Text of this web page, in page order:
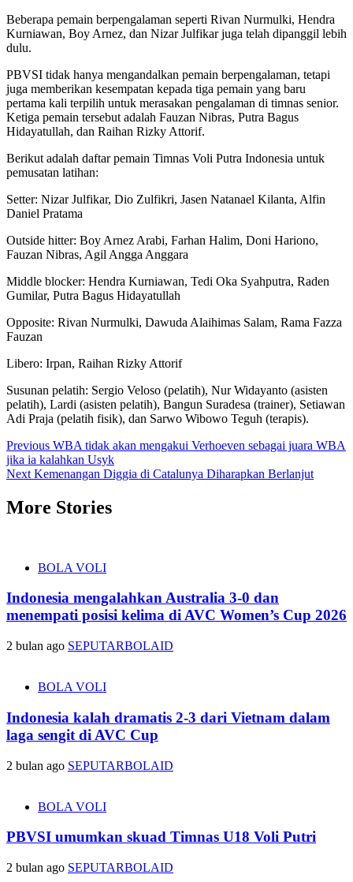
Beberapa pemain berpengalaman seperti Rivan Nurmulki, Hendra
Kurniawan, Boy Arnez, dan Nizar Julfikar juga telah dipanggil lebih
dulu.
PBVSI tidak hanya mengandalkan pemain berpengalaman, tetapi
juga memberikan kesempatan kepada tiga pemain yang baru
pertama kali terpilih untuk merasakan pengalaman di timnas senior.
Ketiga pemain tersebut adalah Fauzan Nibras, Putra Bagus
Hidayatullah, dan Raihan Rizky Attorif.
Berikut adalah daftar pemain Timnas Voli Putra Indonesia untuk
pemusatan latihan:
Setter: Nizar Julfikar, Dio Zulfikri, Jasen Natanael Kilanta, Alfin
Daniel Pratama
Outside hitter: Boy Arnez Arabi, Farhan Halim, Doni Hariono,
Fauzan Nibras, Agil Angga Anggara
Middle blocker: Hendra Kurniawan, Tedi Oka Syahputra, Raden
Gumilar, Putra Bagus Hidayatullah
Opposite: Rivan Nurmulki, Dawuda Alaihimas Salam, Rama Fazza
Fauzan
Libero: Irpan, Raihan Rizky Attorif
Susunan pelatih: Sergio Veloso (pelatih), Nur Widayanto (asisten
pelatih), Lardi (asisten pelatih), Bangun Suradesa (trainer), Setiawan
Adi Praja (pelatih fisik), dan Sarwo Wibowo Teguh (terapis).
Post
navigation
Previous WBA tidak akan mengakui Verhoeven sebagai juara WBA
jika ia kalahkan Usyk
Next Kemenangan Diggia di Catalunya Diharapkan Berlanjut
More Stories
BOLA VOLI
Indonesia mengalahkan Australia 3-0 dan
menempati posisi kelima di AVC Women’s Cup 2026
2 bulan ago SEPUTARBOLAID
BOLA VOLI
Indonesia kalah dramatis 2-3 dari Vietnam dalam
laga sengit di AVC Cup
2 bulan ago SEPUTARBOLAID
BOLA VOLI
PBVSI umumkan skuad Timnas U18 Voli Putri
2 bulan ago SEPUTARBOLAID